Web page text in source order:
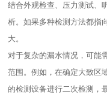
结合外观检查、压力测试、
析。如果多种检测方法都指
大。​
对于复杂的漏水情况，可能
范围。例如，在确定大致区
的检测设备进行二次检测，